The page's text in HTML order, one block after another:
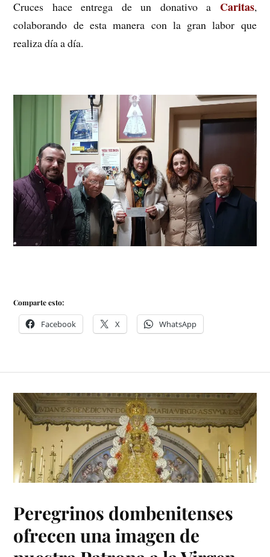
Cruces hace entrega de un donativo a Caritas,
colaborando de esta manera con la gran labor que
realiza día a día.
Comparte esto:
Facebook X WhatsApp
Peregrinos dombenitenses
ofrecen una imagen de